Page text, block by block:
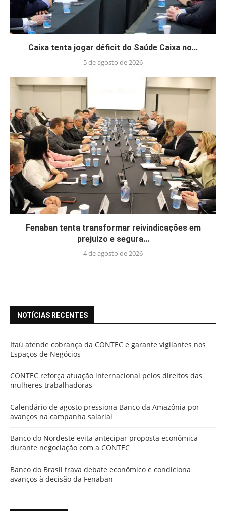
Caixa tenta jogar déficit do Saúde Caixa no...
5 de agosto de 2026
Fenaban tenta transformar reivindicações em
prejuízo e segura...
4 de agosto de 2026
NOTÍCIAS RECENTES
Itaú atende cobrança da CONTEC e garante vigilantes nos
Espaços de Negócios
CONTEC reforça atuação internacional pelos direitos das
mulheres trabalhadoras
Calendário de agosto pressiona Banco da Amazônia por
avanços na campanha salarial
Banco do Nordeste evita antecipar proposta econômica
durante negociação com a CONTEC
Banco do Brasil trava debate econômico e condiciona
avanços à decisão da Fenaban